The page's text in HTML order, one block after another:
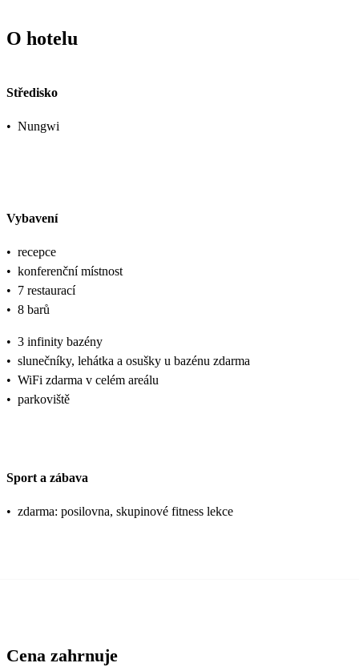
O hotelu
Středisko
• Nungwi
Vybavení
• recepce
• konferenční místnost
• 7 restaurací
• 8 barů
• 3 infinity bazény
• slunečníky, lehátka a osušky u bazénu zdarma
• WiFi zdarma v celém areálu
• parkoviště
Sport a zábava
• zdarma: posilovna, skupinové fitness lekce
Cena zahrnuje